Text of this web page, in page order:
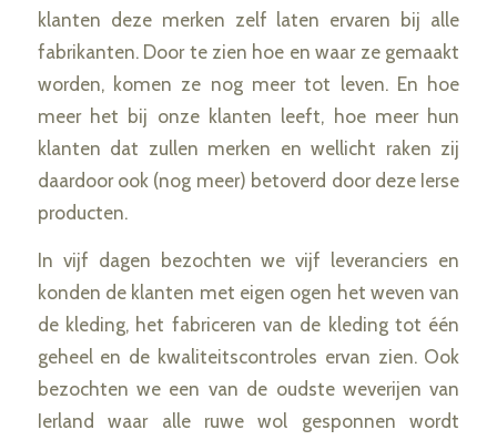
klanten deze merken zelf laten ervaren bij alle
fabrikanten. Door te zien hoe en waar ze gemaakt
worden, komen ze nog meer tot leven. En hoe
meer het bij onze klanten leeft, hoe meer hun
klanten dat zullen merken en wellicht raken zij
daardoor ook (nog meer) betoverd door deze Ierse
producten.
In vijf dagen bezochten we vijf leveranciers en
konden de klanten met eigen ogen het weven van
de kleding, het fabriceren van de kleding tot één
geheel en de kwaliteitscontroles ervan zien. Ook
bezochten we een van de oudste weverijen van
Ierland waar alle ruwe wol gesponnen wordt